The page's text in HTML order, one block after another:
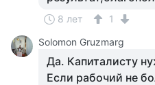
8 лет
1
Solomon Gruzmarg
Да. Капиталисту
Если рабочий не